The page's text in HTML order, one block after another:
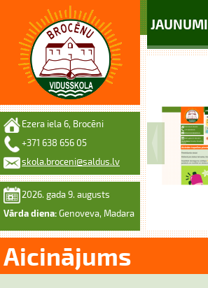
JAUNUMI
Ezera iela 6, Brocēni
+371 638 656 05
skola.broceni@saldus.lv
2026. gada 9. augusts
Vārda diena: Genoveva, Madara
Aicinājums